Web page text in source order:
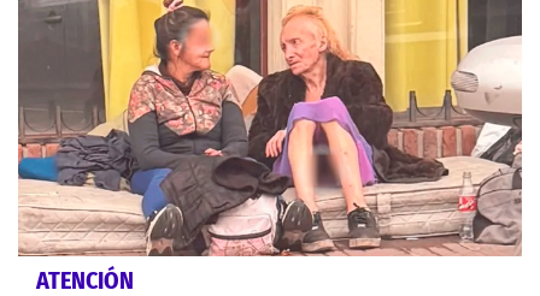
ATENCIÓN